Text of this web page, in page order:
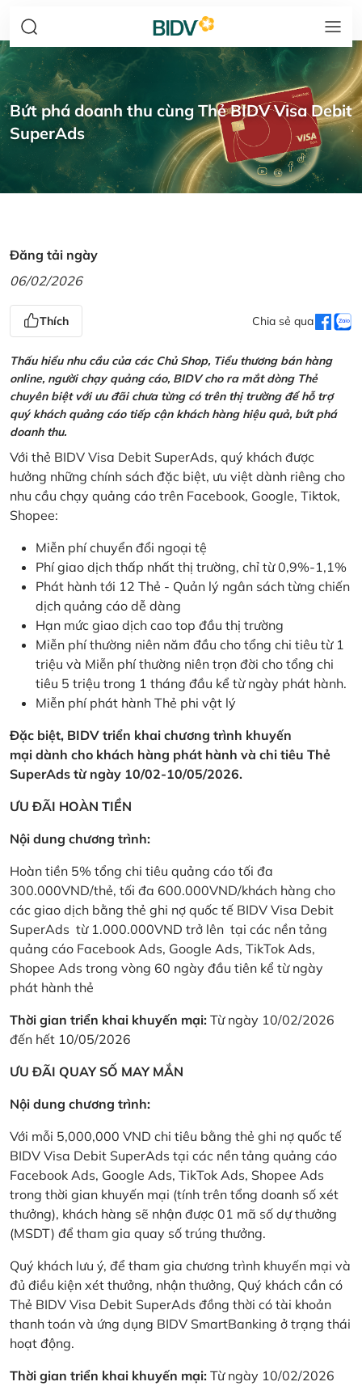
Bứt phá doanh thu cùng Thẻ BIDV Visa Debit
SuperAds
Đăng tải ngày
06/02/2026
Thích Chia sẻ qua
Thấu hiểu nhu cầu của các Chủ Shop, Tiểu thương bán hàng
online, người chạy quảng cáo, BIDV cho ra mắt dòng Thẻ
chuyên biệt với ưu đãi chưa từng có trên thị trường để hỗ trợ
quý khách quảng cáo tiếp cận khách hàng hiệu quả, bứt phá
doanh thu.
Với thẻ BIDV Visa Debit SuperAds, quý khách được
hưởng những chính sách đặc biệt, ưu việt dành riêng cho
nhu cầu chạy quảng cáo trên Facebook, Google, Tiktok,
Shopee:
Miễn phí chuyển đổi ngoại tệ
Phí giao dịch thấp nhất thị trường, chỉ từ 0,9%-1,1%
Phát hành tới 12 Thẻ - Quản lý ngân sách từng chiến
dịch quảng cáo dễ dàng
Hạn mức giao dịch cao top đầu thị trường
Miễn phí thường niên năm đầu cho tổng chi tiêu từ 1
triệu và Miễn phí thường niên trọn đời cho tổng chi
tiêu 5 triệu trong 1 tháng đầu kể từ ngày phát hành.
Miễn phí phát hành Thẻ phi vật lý
Đặc biệt, BIDV triển khai chương trình khuyến
mại dành cho khách hàng phát hành và chi tiêu Thẻ
SuperAds từ ngày 10/02-10/05/2026.
ƯU ĐÃI HOÀN TIỀN
Nội dung chương trình:
Hoàn tiền 5% tổng chi tiêu quảng cáo tối đa
300.000VND/thẻ, tối đa 600.000VND/khách hàng cho
các giao dịch bằng thẻ ghi nợ quốc tế BIDV Visa Debit
SuperAds từ 1.000.000VND trở lên tại các nền tảng
quảng cáo Facebook Ads, Google Ads, TikTok Ads,
Shopee Ads trong vòng 60 ngày đầu tiên kể từ ngày
phát hành thẻ
Thời gian triển khai khuyến mại: Từ ngày 10/02/2026
đến hết 10/05/2026
ƯU ĐÃI QUAY SỐ MAY MẮN
Nội dung chương trình:
Với mỗi 5,000,000 VND chi tiêu bằng thẻ ghi nợ quốc tế
BIDV Visa Debit SuperAds tại các nền tảng quảng cáo
Facebook Ads, Google Ads, TikTok Ads, Shopee Ads
trong thời gian khuyến mại (tính trên tổng doanh số xét
thưởng), khách hàng sẽ nhận được 01 mã số dự thưởng
(MSDT) để tham gia quay số trúng thưởng.
Quý khách lưu ý, để tham gia chương trình khuyến mại và
đủ điều kiện xét thưởng, nhận thưởng, Quý khách cần có
Thẻ BIDV Visa Debit SuperAds đồng thời có tài khoản
thanh toán và ứng dụng BIDV SmartBanking ở trạng thái
hoạt động.
Thời gian triển khai khuyến mại: Từ ngày 10/02/2026